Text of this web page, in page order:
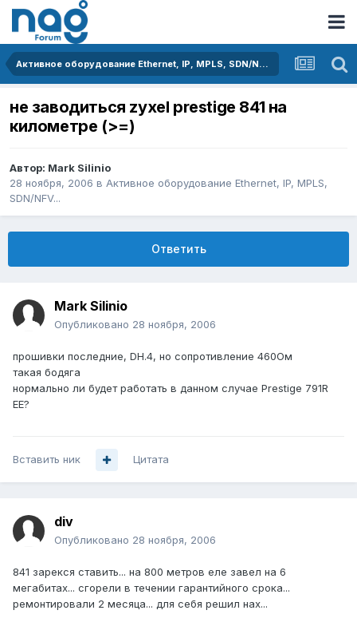
Активное оборудование Ethernet, IP, MPLS, SDN/NFV...
не заводиться zyxel prestige 841 на
километре (>=)
Автор: Mark Silinio
28 ноября, 2006 в Активное оборудование Ethernet, IP, MPLS,
SDN/NFV...
Ответить
Mark Silinio
Опубликовано 28 ноября, 2006
прошивки последние, DH.4, но сопротивление 460Ом
такая бодяга
нормально ли будет работать в данном случае Prestige 791R
EE?
Вставить ник Цитата
div
Опубликовано 28 ноября, 2006
841 зарекся ставить... на 800 метров еле завел на 6
мегабитах... сгорели в течении гарантийного срока...
ремонтировали 2 месяца... для себя решил нах...